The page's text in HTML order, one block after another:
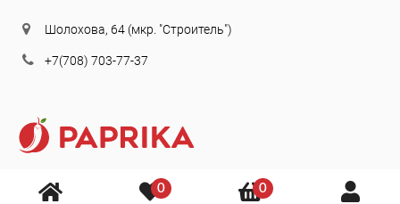
0 0
Шолохова, 64 (мкр. "Строитель")
+7(708) 703-77-37